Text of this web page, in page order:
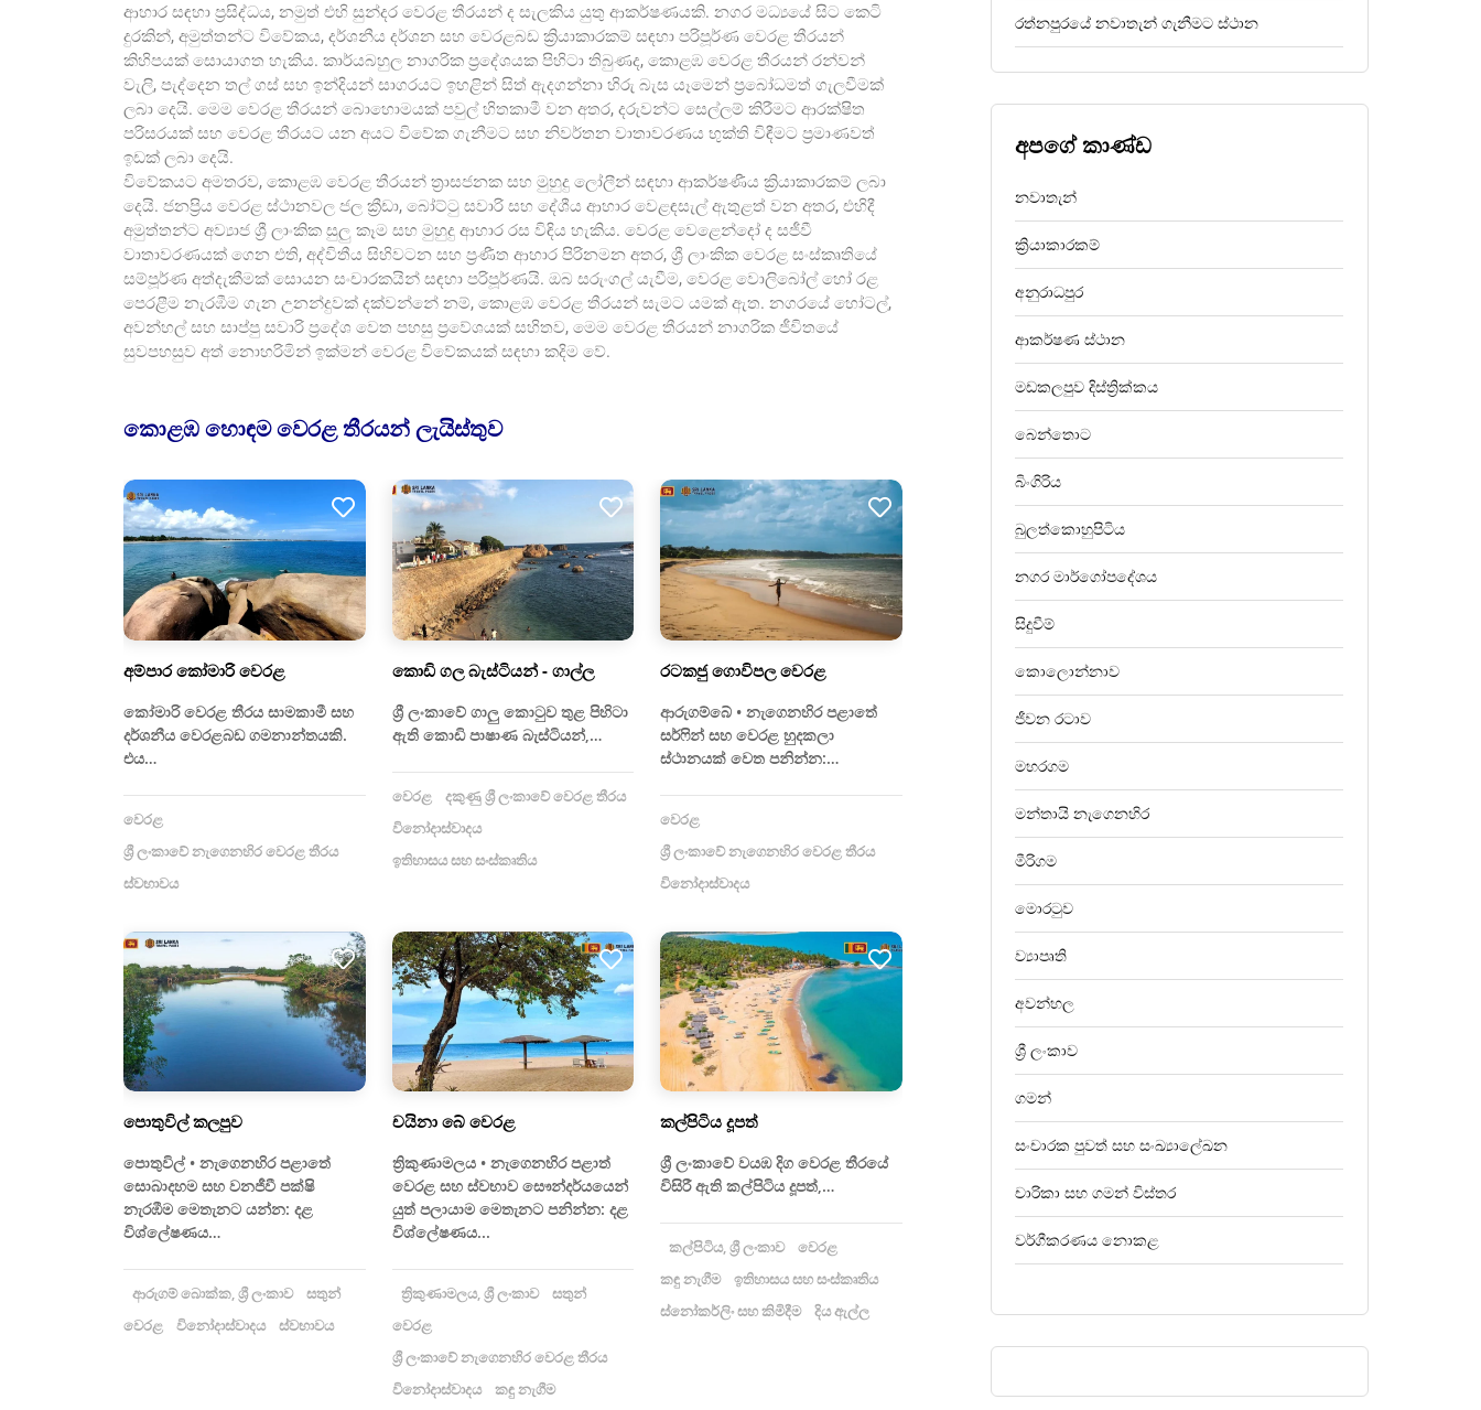
ආහාර සඳහා ප්‍රසිද්ධය, නමුත් එහි සුන්දර වෙරළ තීරයන් ද සැලකිය යුතු ආකර්ෂණයකි. නගර මධ්‍යයේ සිට කෙටි
දුරකින්, අමුත්තන්ට විවේකය, දර්ශනීය දර්ශන සහ වෙරළබඩ ක්‍රියාකාරකම් සඳහා පරිපූර්ණ වෙරළ තීරයන්
කිහිපයක් සොයාගත හැකිය. කාර්යබහුල නාගරික ප්‍රදේශයක පිහිටා තිබුණද, කොළඹ වෙරළ තීරයන් රන්වන්
වැලි, පැද්දෙන තල් ගස් සහ ඉන්දියන් සාගරයට ඉහළින් සිත් ඇදගන්නා හිරු බැස යෑමෙන් ප්‍රබෝධමත් ගැලවීමක්
ලබා දෙයි. මෙම වෙරළ තීරයන් බොහොමයක් පවුල් හිතකාමී වන අතර, දරුවන්ට සෙල්ලම් කිරීමට ආරක්ෂිත
පරිසරයක් සහ වෙරළ තීරයට යන අයට විවේක ගැනීමට සහ නිවර්තන වාතාවරණය භුක්ති විඳීමට ප්‍රමාණවත්
ඉඩක් ලබා දෙයි.
විවේකයට අමතරව, කොළඹ වෙරළ තීරයන් ත්‍රාසජනක සහ මුහුදු ලෝලීන් සඳහා ආකර්ෂණීය ක්‍රියාකාරකම් ලබා
දෙයි. ජනප්‍රිය වෙරළ ස්ථානවල ජල ක්‍රීඩා, බෝට්ටු සවාරි සහ දේශීය ආහාර වෙළඳසැල් ඇතුළත් වන අතර, එහිදී
අමුත්තන්ට අව්‍යාජ ශ්‍රී ලාංකික සුලු කෑම සහ මුහුදු ආහාර රස විඳිය හැකිය. වෙරළ වෙළෙන්දෝ ද සජීවී
වාතාවරණයක් ගෙන එති, අද්විතීය සිහිවටන සහ ප්‍රණීත ආහාර පිරිනමන අතර, ශ්‍රී ලාංකික වෙරළ සංස්කෘතියේ
සම්පූර්ණ අත්දැකීමක් සොයන සංචාරකයින් සඳහා පරිපූර්ණයි. ඔබ සරුංගල් යැවීම, වෙරළ වොලිබෝල් හෝ රළ
පෙරළීම නැරඹීම ගැන උනන්දුවක් දක්වන්නේ නම්, කොළඹ වෙරළ තීරයන් සැමට යමක් ඇත. නගරයේ හෝටල්,
අවන්හල් සහ සාප්පු සවාරි ප්‍රදේශ වෙත පහසු ප්‍රවේශයක් සහිතව, මෙම වෙරළ තීරයන් නාගරික ජීවිතයේ
සුවපහසුව අත් නොහරිමින් ඉක්මන් වෙරළ විවේකයක් සඳහා කදිම වේ.
කොළඹ හොඳම වෙරළ තීරයන් ලැයිස්තුව
අම්පාර කෝමාරි වෙරළ
කෝමාරි වෙරළ තීරය සාමකාමී සහ
දර්ශනීය වෙරළබඩ ගමනාන්තයකි.
එය…
වෙරළ
ශ්‍රී ලංකාවේ නැගෙනහිර වෙරළ තීරය
ස්වභාවය
කොඩි ගල බැස්ටියන් - ගාල්ල
ශ්‍රී ලංකාවේ ගාලු කොටුව තුළ පිහිටා
ඇති කොඩි පාෂාණ බැස්ටියන්,…
වෙරළ
දකුණු ශ්‍රී ලංකාවේ වෙරළ තීරය
විනෝදාස්වාදය
ඉතිහාසය සහ සංස්කෘතිය
රටකජු ගොවිපල වෙරළ
ආරුගම්බේ • නැගෙනහිර පළාතේ
සර්ෆින් සහ වෙරළ හුදකලා
ස්ථානයක් වෙත පනින්න:…
වෙරළ
ශ්‍රී ලංකාවේ නැගෙනහිර වෙරළ තීරය
විනෝදාස්වාදය
පොතුවිල් කලපුව
පොතුවිල් • නැගෙනහිර පළාතේ
සොබාදහම සහ වනජීවී පක්ෂි
නැරඹීම මෙතැනට යන්න: දළ
විශ්ලේෂණය…
ආරුගම් බොක්ක, ශ්‍රී ලංකාව
සතුන්
වෙරළ
විනෝදාස්වාදය ස්වභාවය
චයිනා බේ වෙරළ
ත්‍රිකුණාමලය • නැගෙනහිර පළාත්
වෙරළ සහ ස්වභාව සෞන්දර්යයෙන්
යුත් පලායාම මෙතැනට පනින්න: දළ
විශ්ලේෂණය...
ත්‍රිකුණාමලය, ශ්‍රී ලංකාව
සතුන්
වෙරළ
ශ්‍රී ලංකාවේ නැගෙනහිර වෙරළ තීරය
විනෝදාස්වාදය
කඳු නැගීම
කල්පිටිය දූපත්
ශ්‍රී ලංකාවේ වයඹ දිග වෙරළ තීරයේ
විසිරී ඇති කල්පිටිය දූපත්,…
කල්පිටිය, ශ්‍රී ලංකාව
වෙරළ
කඳු නැගීම
ඉතිහාසය සහ සංස්කෘතිය
ස්නෝකර්ලිං සහ කිමිදීම
දිය ඇල්ල
රත්නපුරයේ නවාතැන් ගැනීමට ස්ථාන
අපගේ කාණ්ඩ
නවාතැන්
ක්‍රියාකාරකම්
අනුරාධපුර
ආකර්ෂණ ස්ථාන
මඩකලපුව දිස්ත්‍රික්කය
බෙන්තොට
බිංගිරිය
බුලත්කොහුපිටිය
නගර මාර්ගෝපදේශය
සිදුවීම්
කොලොන්නාව
ජීවන රටාව
මහරගම
මන්තායි නැගෙනහිර
මීරිගම
මොරටුව
ව්‍යාපෘති
අවන්හල
ශ්‍රී ලංකාව
ගමන්
සංචාරක පුවත් සහ සංඛ්‍යාලේඛන
චාරිකා සහ ගමන් විස්තර
වර්ගීකරණය නොකළ